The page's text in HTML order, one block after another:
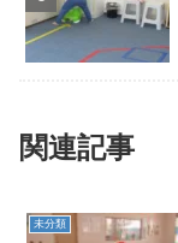
関連記事
未分類